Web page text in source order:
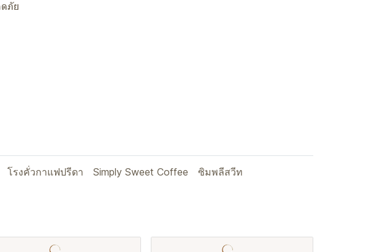
ภัย
โรงคั่วกาแฟปรีดา Simply Sweet Coffee
ซิมพลีสวีท